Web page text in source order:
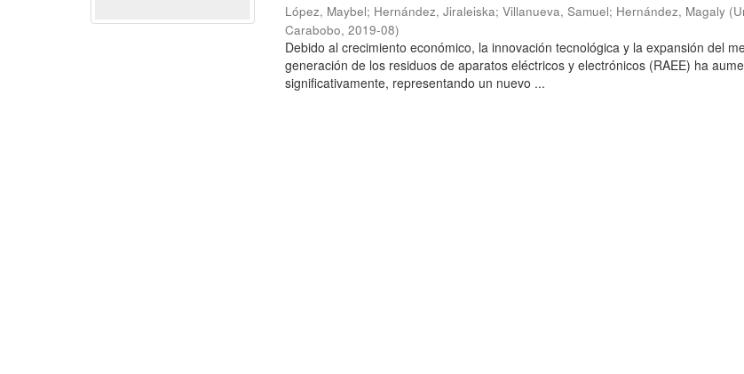
López, Maybel; Hernández, Jiraleiska;Villanueva, Samuel; Hernández, Magaly (
Carabobo,2019-08)
Debido al crecimiento económico, la innovación tecnológica y la expansión del
generación de los residuos de aparatos eléctricos y electrónicos (RAEE) ha
significativamente, representando un nuevo ...